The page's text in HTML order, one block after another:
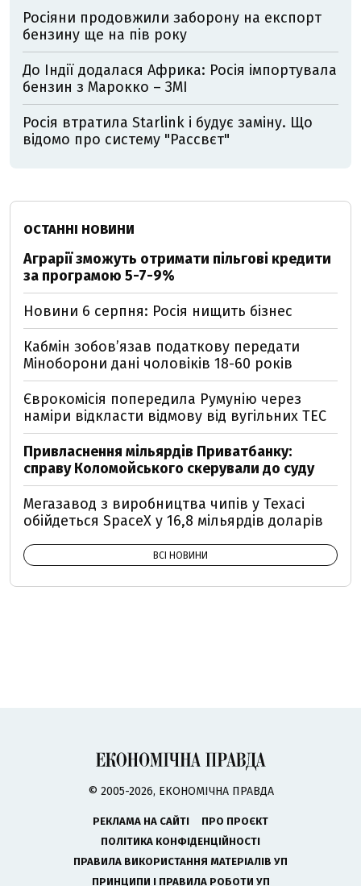
Росіяни продовжили заборону на експорт
бензину ще на пів року
До Індії додалася Африка: Росія імпортувала
бензин з Марокко – ЗМІ
Росія втратила Starlink і будує заміну. Що
відомо про систему "Рассвєт"
ОСТАННІ НОВИНИ
Аграрії зможуть отримати пільгові кредити
за програмою 5-7-9%
Новини 6 серпня: Росія нищить бізнес
Кабмін зобовʼязав податкову передати
Міноборони дані чоловіків 18-60 років
Єврокомісія попередила Румунію через
наміри відкласти відмову від вугільних ТЕС
Привласнення мільярдів Приватбанку:
справу Коломойського скерували до суду
Мегазавод з виробництва чипів у Техасі
обійдеться SpaceX у 16,8 мільярдів доларів
ВСІ НОВИНИ
© 2005-2026, ЕКОНОМІЧНА ПРАВДА
РЕКЛАМА НА САЙТІ
ПРО ПРОЄКТ
ПОЛІТИКА КОНФІДЕНЦІЙНОСТІ
ПРАВИЛА ВИКОРИСТАННЯ МАТЕРІАЛІВ УП
ПРИНЦИПИ І ПРАВИЛА РОБОТИ УП